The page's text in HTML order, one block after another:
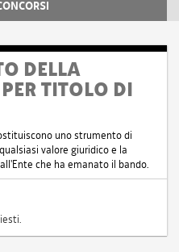
DELLA
TITOLO DI
uno strumento di
valore giuridico e la
che ha emanato il bando.